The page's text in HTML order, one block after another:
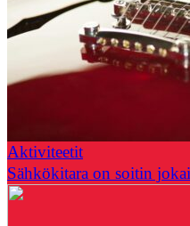
Aktiviteetit
Sähkökitara on soitin